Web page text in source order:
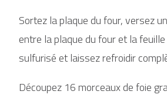
Sortez la plaque du four, versez
entre la plaque du four et la
sulfurisé et laissez refroidir
Découpez 16 morceaux de foie